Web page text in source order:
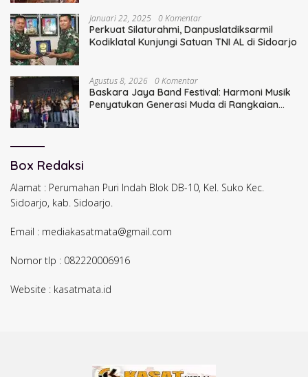
Januari 22, 2025 0 Komentar
Perkuat Silaturahmi, Danpuslatdiksarmil
Kodiklatal Kunjungi Satuan TNI AL di Sidoarjo
Agustus 8, 2026 0 Komentar
Baskara Jaya Band Festival: Harmoni Musik
Penyatukan Generasi Muda di Rangkaian
Box Redaksi
Alamat : Perumahan Puri Indah Blok DB-10, Kel. Suko Kec.
Sidoarjo, kab. Sidoarjo.
Email : mediakasatmata@gmail.com
Nomor tlp : 082220006916
Website : kasatmata.id